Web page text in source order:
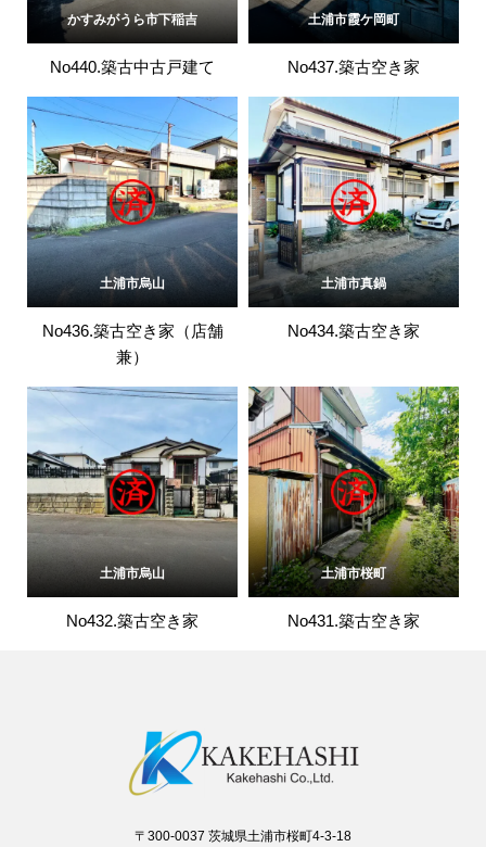
かすみがうら市下稲吉
No440.築古中古戸建て
土浦市霞ケ岡町
No437.築古空き家
土浦市烏山
No436.築古空き家（店舗
兼）
土浦市真鍋
No434.築古空き家
土浦市烏山
No432.築古空き家
土浦市桜町
No431.築古空き家
〒300-0037 茨城県土浦市桜町4-3-18